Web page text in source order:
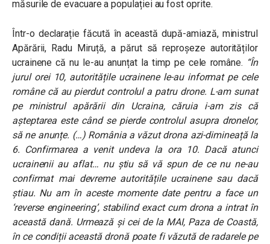
măsurile de evacuare a populației au fost oprite.
Într-o declarație făcută în această după-amiază, ministrul
Apărării, Radu Miruță, a părut să reproșeze autorităților
ucrainene că nu le-au anunțat la timp pe cele române. “În
jurul orei 10, autoritățile ucrainene le-au informat pe cele
române că au pierdut controlul a patru drone. L-am sunat
pe ministrul apărării din Ucraina, căruia i-am zis că
așteptarea este când se pierde controlul asupra dronelor,
să ne anunțe. (…) România a văzut drona azi-dimineață la
6. Confirmarea a venit undeva la ora 10. Dacă atunci
ucrainenii au aflat… nu știu să vă spun de ce nu ne-au
confirmat mai devreme autoritățile ucrainene sau dacă
știau. Nu am în aceste momente date pentru a face un
‘reverse engineering’, stabilind exact cum drona a intrat în
această dană. Urmează și cei de la MAI, Paza de Coastă,
în ce condiții această dronă poate fi văzută de radarele pe